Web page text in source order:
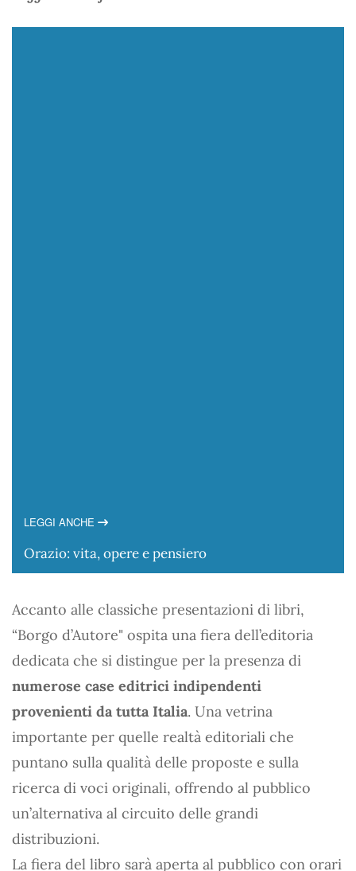
LEGGI ANCHE
Orazio: vita, opere e pensiero
Accanto alle classiche presentazioni di libri,
“Borgo d’Autore" ospita una fiera dell’editoria
dedicata che si distingue per la presenza di
numerose case editrici indipendenti
provenienti da tutta Italia. Una vetrina
importante per quelle realtà editoriali che
puntano sulla qualità delle proposte e sulla
ricerca di voci originali, offrendo al pubblico
un’alternativa al circuito delle grandi
distribuzioni.
La fiera del libro sarà aperta al pubblico con orari